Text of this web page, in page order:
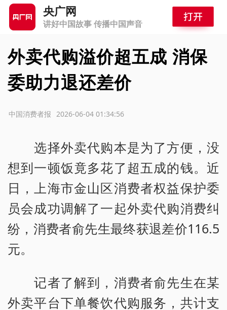
央广网
讲好中国故事 传播中国声音
外卖代购溢价超五成 消保
委助力退还差价
2026-06-04 01:34:56
中国消费者报
选择外卖代购本是为了方便，没
想到一顿饭竟多花了超五成的钱。近
日，上海市金山区消费者权益保护委
员会成功调解了一起外卖代购消费纠
纷，消费者俞先生最终获退差价116.5
元。
记者了解到，消费者俞先生在某
外卖平台下单餐饮代购服务，共计支